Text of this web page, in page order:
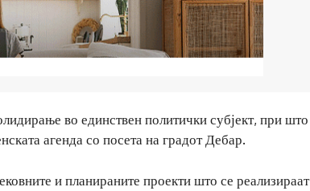
во единствен политички субјект, при што
агенда со посета на градот Дебар.
и планираните проекти што се реализираат